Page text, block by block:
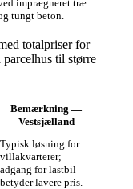
imprægneret træ
tungt beton.
totalpriser for
til større
Bemærkning —
Vestsjælland
Typisk løsning for
villakvarterer;
adgang for lastbil
betyder lavere pris.